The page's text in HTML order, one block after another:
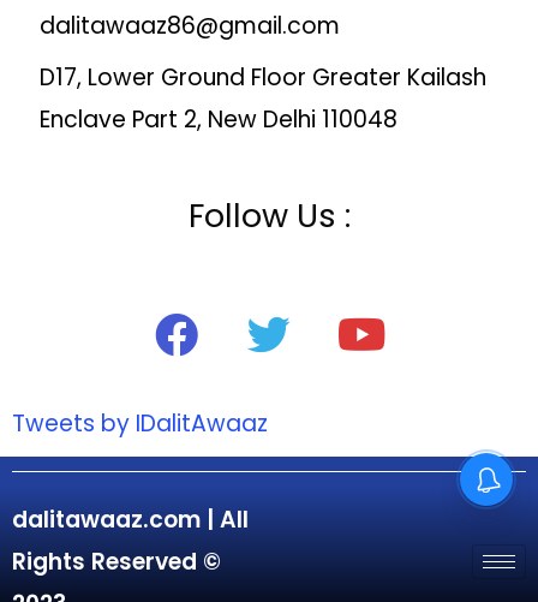
dalitawaaz86@gmail.com
D17, Lower Ground Floor Greater Kailash
Enclave Part 2, New Delhi 110048
Follow Us :
Tweets by IDalitAwaaz
dalitawaaz.com | All
Rights Reserved ©